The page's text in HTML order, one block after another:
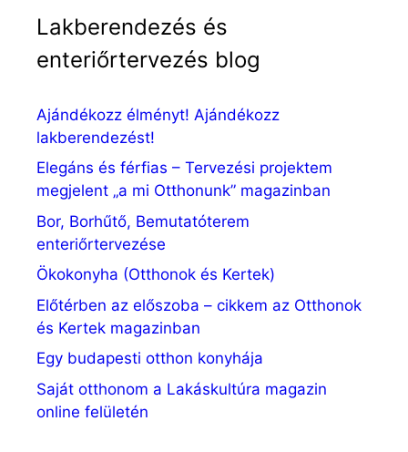
Lakberendezés és
enteriőrtervezés blog
Ajándékozz élményt! Ajándékozz
lakberendezést!
Elegáns és férfias – Tervezési projektem
megjelent „a mi Otthonunk” magazinban
Bor, Borhűtő, Bemutatóterem
enteriőrtervezése
Ökokonyha (Otthonok és Kertek)
Előtérben az előszoba – cikkem az Otthonok
és Kertek magazinban
Egy budapesti otthon konyhája
Saját otthonom a Lakáskultúra magazin
online felületén